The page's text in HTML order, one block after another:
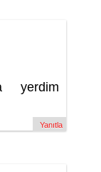
yerdim
Yanıtla